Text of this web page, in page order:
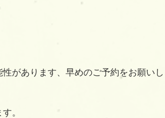
があります、早めのご予約をお願い
。